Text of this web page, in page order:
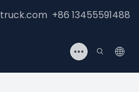
+86 13455591488